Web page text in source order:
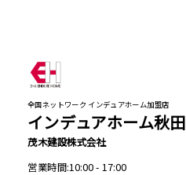
全国ネットワーク インデュアホーム加盟店
インデュアホーム秋田
茂木建設株式会社
営業時間:10:00 - 17:00